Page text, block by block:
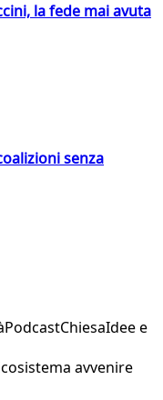
la fede mai avuta
senza
PodcastChiesaIdee e
avvenire